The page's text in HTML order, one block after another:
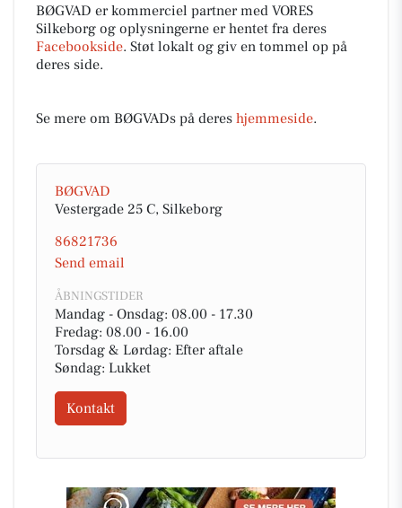
BØGVAD er kommerciel partner med VORES
Silkeborg og oplysningerne er hentet fra deres
Facebookside. Støt lokalt og giv en tommel op på
deres side.
Se mere om BØGVADs på deres hjemmeside.
BØGVAD
Vestergade 25 C, Silkeborg
86821736
Send email
ÅBNINGSTIDER
Mandag - Onsdag: 08.00 - 17.30
Fredag: 08.00 - 16.00
Torsdag & Lørdag: Efter aftale
Søndag: Lukket
Kontakt